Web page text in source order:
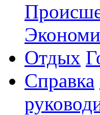
Отдых
Справка